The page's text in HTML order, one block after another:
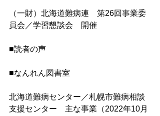
（一財）北海道難病連　第26回事業委
員会／学習懇談会　開催
■読者の声
■なんれん図書室
北海道難病センター／札幌市難病相談
支援センター　主な事業（2022年10月